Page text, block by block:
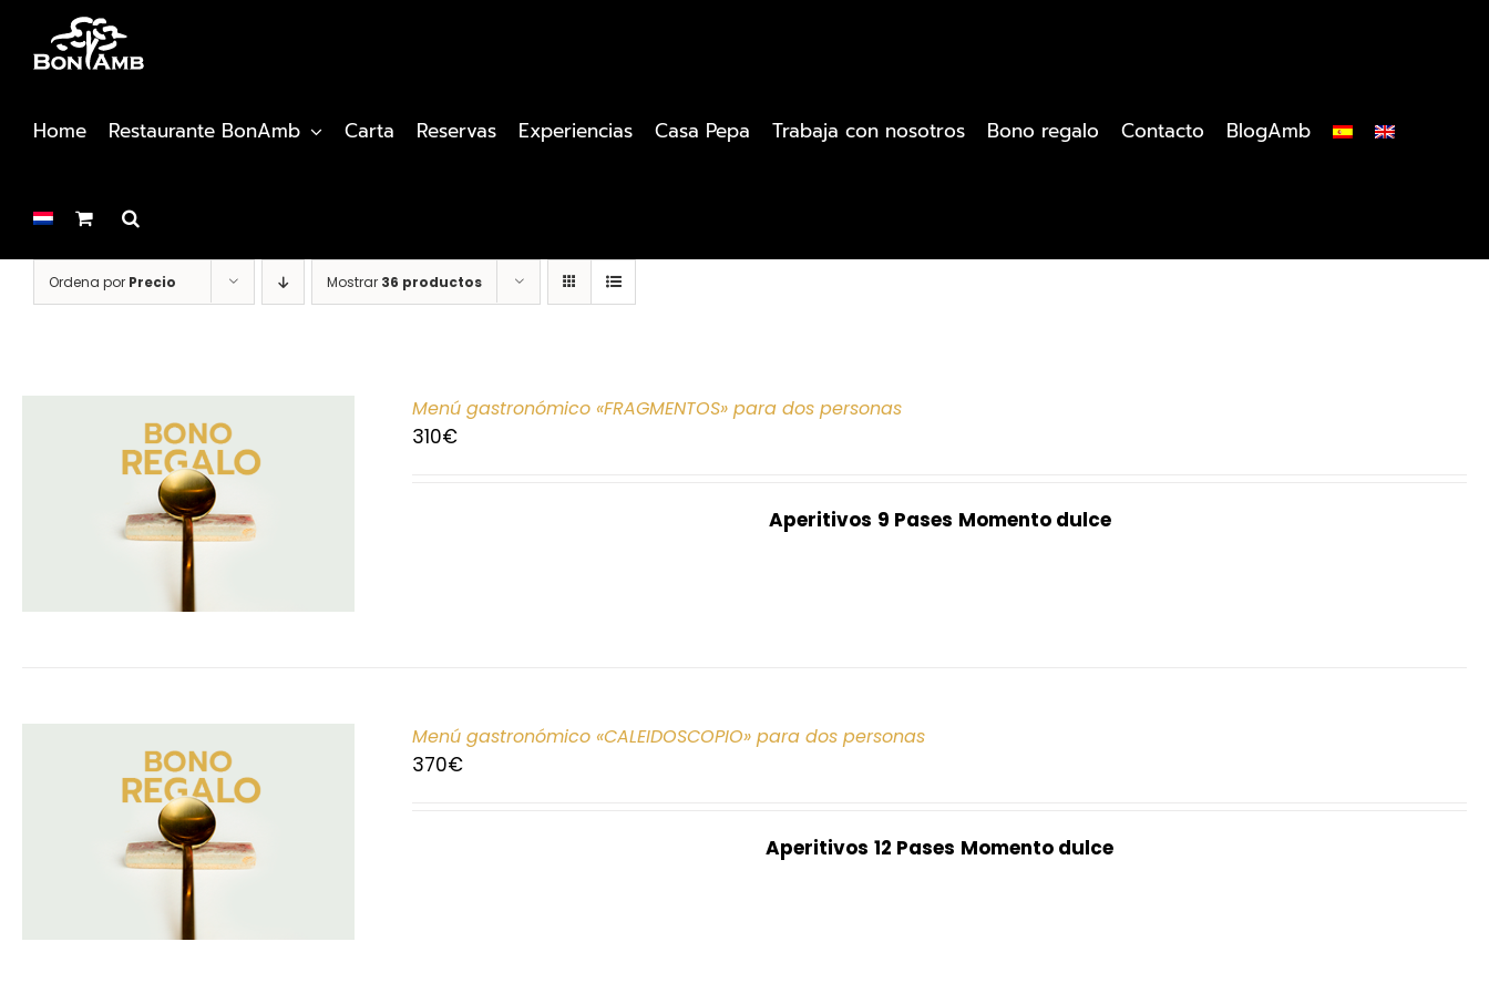
contenido
Home Restaurante BonAmb Carta Reservas Experiencias Casa Pepa Trabaja con nosotros Bono regalo Contacto BlogAmb
Ordena por Precio Mostrar 36 productos
Menú gastronómico «FRAGMENTOS» para dos personas
310€
Aperitivos 9 Pases Momento dulce
Menú gastronómico «CALEIDOSCOPIO» para dos personas
370€
Aperitivos 12 Pases Momento dulce